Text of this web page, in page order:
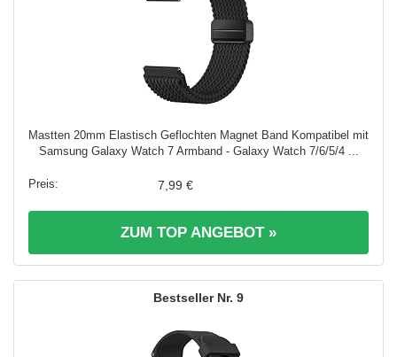
Mastten 20mm Elastisch Geflochten Magnet Band Kompatibel mit
Samsung Galaxy Watch 7 Armband - Galaxy Watch 7/6/5/4 ...
7,99 €
ZUM TOP ANGEBOT »
9